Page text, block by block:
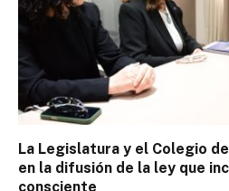
La Legislatura y el Colegio
en la difusión de la ley que
consciente